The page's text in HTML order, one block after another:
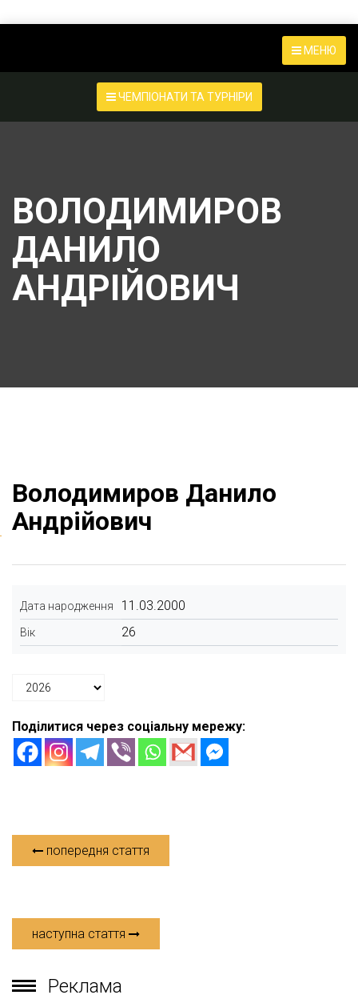
МЕНЮ
ЧЕМПІОНАТИ ТА ТУРНІРИ
ВОЛОДИМИРОВ
ДАНИЛО
АНДРІЙОВИЧ
Володимиров Данило
Андрійович
Дата народження 11.03.2000
Вік 26
Поділитися через соціальну мережу:
попередня стаття
наступна стаття
Реклама